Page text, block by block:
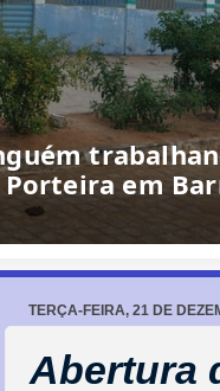
em
TERÇA-FEIRA, 21 DE
Abertura